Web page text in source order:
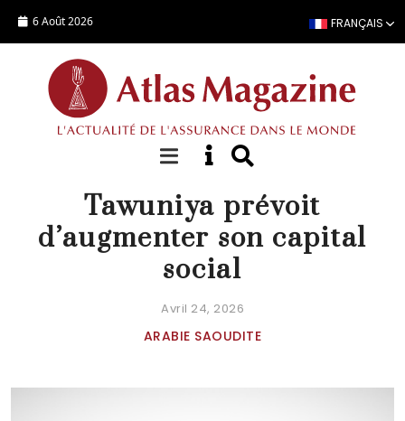
6 Août 2026 FRANÇAIS
ACTUALITÉ
Tawuniya prévoit
d’augmenter son capital
social
Avril 24, 2026
ARABIE SAOUDITE